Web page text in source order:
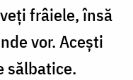
frâiele, însă
vor. Aceşti
sălbatice.